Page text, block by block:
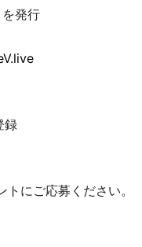
発行
録
にご応募ください。